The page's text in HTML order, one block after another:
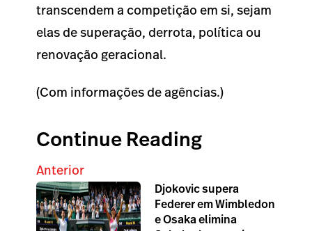
transcendem a competição em si, sejam
elas de superação, derrota, política ou
renovação geracional.
(Com informações de agências.)
Continue Reading
Anterior
Djokovic supera
Federer em Wimbledon
e Osaka elimina